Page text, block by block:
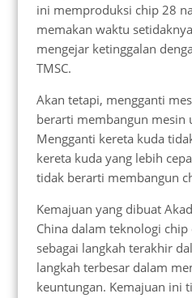
ini memproduksi chip 28
memakan waktu
mengejar ketinggalan
TMSC.
Akan tetapi, mengganti
berarti membangun mesin
Mengganti kereta kuda
kereta kuda yang lebih
tidak berarti membangun
Kemajuan yang dibuat
China dalam teknologi
sebagai langkah terakhir
langkah terbesar dalam
keuntungan. Kemajuan ini